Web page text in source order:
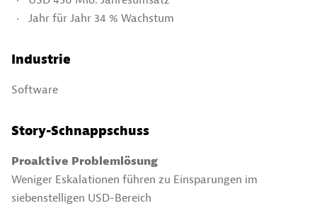
Jahr für Jahr 34 % Wachstum
Industrie
Software
Story-Schnappschuss
Proaktive Problemlösung
Weniger Eskalationen führen zu Einsparungen im
siebenstelligen USD-Bereich